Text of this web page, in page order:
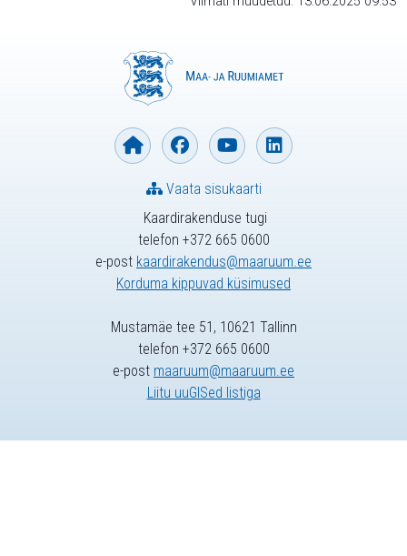
Kaardirakenduse tugi
telefon +372 665 0600
e-post kaardirakendus@maaruum.ee
Korduma kippuvad küsimused
Vaata sisukaarti
Mustamäe tee 51, 10621 Tallinn
telefon +372 665 0600
e-post maaruum@maaruum.ee
Liitu uuGISed listiga